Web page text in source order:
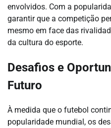
envolvidos. Com a
garantir que a competição
mesmo em face das
da cultura do esporte.
Desafios e
Futuro
À medida que o futebol
popularidade mundial, os